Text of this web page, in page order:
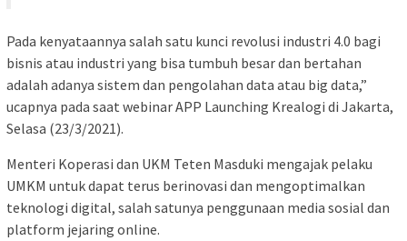
Pada kenyataannya salah satu kunci revolusi industri 4.0 bagi
bisnis atau industri yang bisa tumbuh besar dan bertahan
adalah adanya sistem dan pengolahan data atau big data,”
ucapnya pada saat webinar APP Launching Krealogi di Jakarta,
Selasa (23/3/2021).
Menteri Koperasi dan UKM Teten Masduki mengajak pelaku
UMKM untuk dapat terus berinovasi dan mengoptimalkan
teknologi digital, salah satunya penggunaan media sosial dan
platform jejaring online.